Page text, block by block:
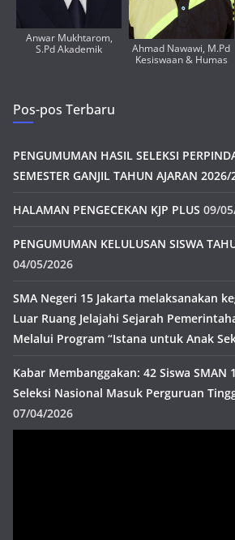
Anwar Mukhtarom,
S.Pd Akademik
Ahmad Nawawi, M.Pd
Kesiswaan & Humas
Pos-pos Terbaru
PENGUMUMAN HASIL SELEKSI
SEMESTER GANJIL TAHUN AJARAN
HALAMAN PENGECEKAN KJP PLUS 09/
PENGUMUMAN KELULUSAN SISWA
04/05/2026
SMA Negeri 15 Jakarta melaksanakan
Luar Ruang Jelajahi Sejarah
Melalui Program “Istana untuk Anak
Kabar Membanggakan: 42 Siswa SMAN
Seleksi Nasional Masuk Perguruan
07/04/2026